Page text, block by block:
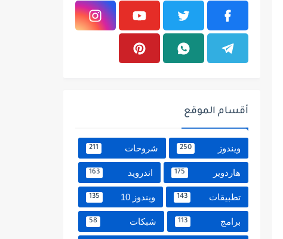
أقسام الموقع
ويندوز 250 شروحات 211
هاردوير 175 اندرويد 163
تطبيقات 143 ويندوز 10 135
برامج 113 شبكات 58